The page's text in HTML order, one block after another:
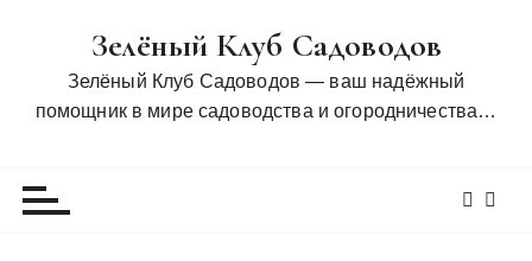
Зелёный Клуб Садоводов
Зелёный Клуб Садоводов — ваш надёжный
помощник в мире садоводства и огородничества…